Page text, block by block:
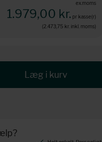
1.979,00 kr.
ex.moms
pr kasse(r)
(2.473,75 kr. inkl. moms)
Læg i kurv